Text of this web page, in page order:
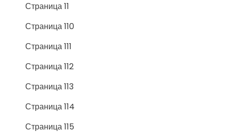
Страница 11
Страница 110
Страница 111
Страница 112
Страница 113
Страница 114
Страница 115